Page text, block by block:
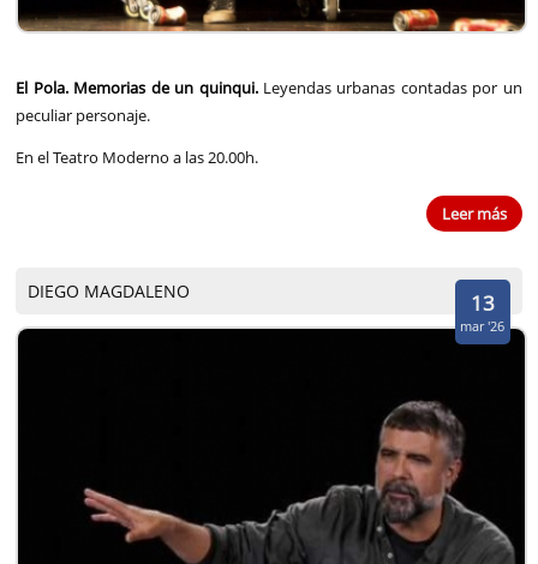
El Pola. Memorias de un quinqui. Leyendas urbanas contadas por un
peculiar personaje.
En el Teatro Moderno a las 20.00h.
Leer más
DIEGO MAGDALENO 13
mar '26